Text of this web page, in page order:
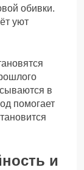
обивки.
уют
в
помогает
и